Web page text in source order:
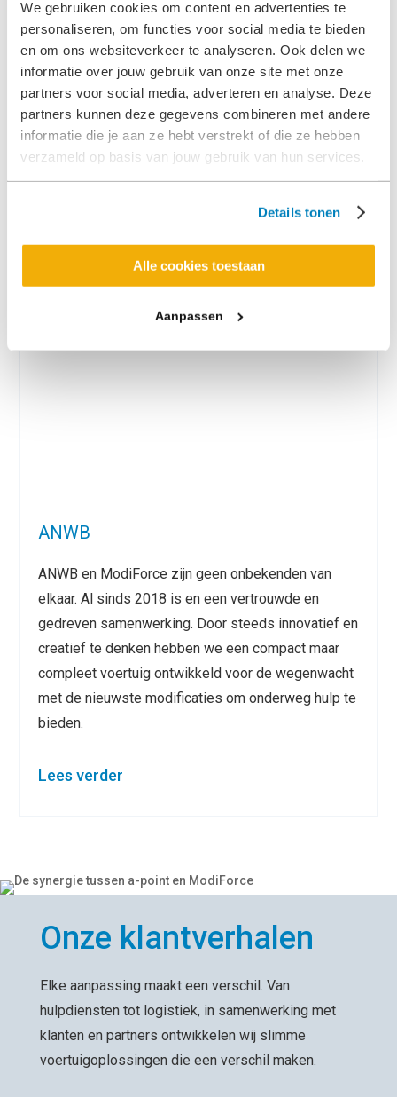
We gebruiken cookies om content en advertenties te
personaliseren, om functies voor social media te bieden
en om ons websiteverkeer te analyseren. Ook delen we
informatie over jouw gebruik van onze site met onze
partners voor social media, adverteren en analyse. Deze
partners kunnen deze gegevens combineren met andere
informatie die je aan ze hebt verstrekt of die ze hebben
verzameld op basis van jouw gebruik van hun services.
Details tonen
Alle cookies toestaan
Aanpassen
Nederland en hebben zij een belangrijke rol bij
vrede, vrijheid en veiligheid in de wereld. Werk je bij
defensie, dan weet je als geen ander hoe belangrijk
je voertuig is.
Lees verder
ANWB
ANWB en ModiForce zijn geen onbekenden van
elkaar. Al sinds 2018 is en een vertrouwde en
gedreven samenwerking. Door steeds innovatief en
creatief te denken hebben we een compact maar
compleet voertuig ontwikkeld voor de wegenwacht
met de nieuwste modificaties om onderweg hulp te
bieden.
Lees verder
Onze klantverhalen
Elke aanpassing maakt een verschil. Van
hulpdiensten tot logistiek, in samenwerking met
klanten en partners ontwikkelen wij slimme
voertuigoplossingen die een verschil maken.